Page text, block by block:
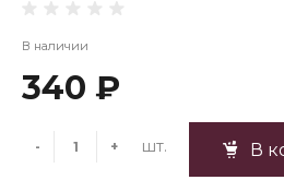
В наличии
340 ₽
- + шт. В